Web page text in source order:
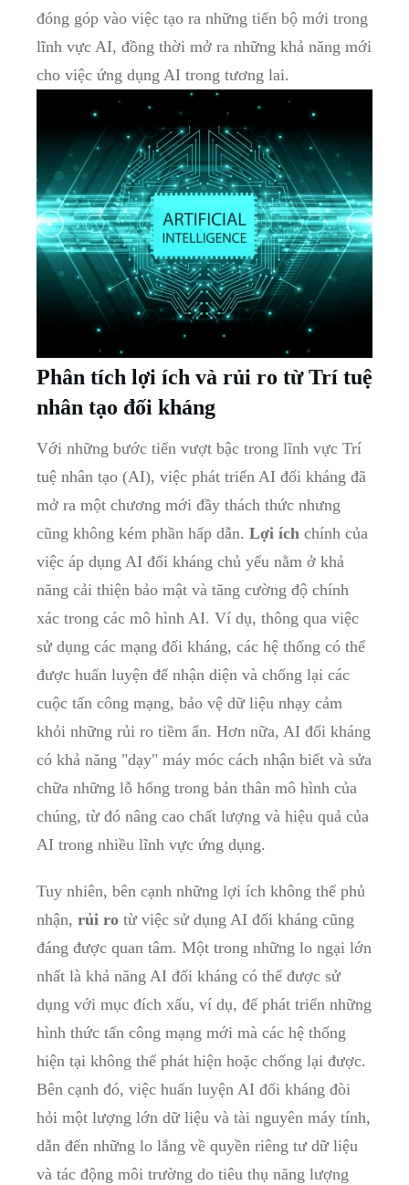
đóng góp vào việc tạo ra những tiến‍ bộ mới trong
lĩnh vực AI, đồng thời mở ra những khả năng mới
cho việc ứng dụng AI trong tương lai.
Phân⁣ tích lợi ích và rủi ro từ Trí tuệ
nhân tạo đối kháng
Với những⁤ bước tiến vượt bậc trong lĩnh vực Trí
tuệ nhân tạo (AI), việc phát triển AI đối kháng đã
mở ra một chương‍ mới đầy thách thức nhưng
cũng không kém phần hấp dẫn. Lợi ⁢ích chính của
việc áp dụng AI đối kháng chủ yếu nằm ở khả
‍năng cải ‌thiện bảo mật và tăng cường độ chính
xác trong các mô hình AI. Ví dụ, thông qua việc
sử dụng các mạng đối kháng, các hệ thống⁢ có thể
được huấn luyện để nhận diện và chống lại các
cuộc tấn công mạng, bảo vệ dữ liệu nhạy cảm
khỏi ​những rủi ⁢ro tiềm ẩn. ⁣Hơn nữa, AI đối kháng
có khả‌ năng "dạy" máy móc cách nhận biết và sửa
chữa những lỗ hổng trong bản thân mô hình của
chúng, từ đó nâng cao chất lượng và hiệu ‍quả của
AI ‍trong nhiều lĩnh vực ⁣ứng dụng.
Tuy nhiên, bên cạnh những lợi ích không​ thể phủ
nhận, rủi ro từ việc sử dụng AI đối kháng cũng
đáng⁣ được quan tâm. Một⁢ trong những lo ngại lớn
nhất là​ khả‌ năng AI đối kháng có thể được sử
dụng ⁤với⁣ mục đích xấu, ⁣ví dụ, để phát triển⁢ những
hình thức tấn công mạng mới mà các hệ thống
hiện tại không thể phát ⁣hiện hoặc chống lại được.
Bên cạnh đó, việc huấn⁢ luyện AI đối⁤ kháng đòi
hỏi một lượng lớn dữ liệu‍ và tài nguyên máy tính,
dẫn đến những lo lắng‍ về quyền riêng tư dữ liệu
và‍ tác động môi trường do tiêu thụ năng lượng